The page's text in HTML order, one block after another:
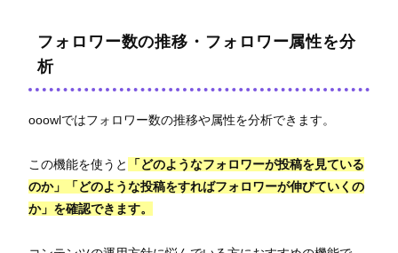
フォロワー数の推移・フォロワー属性を分
析
ooowlではフォロワー数の推移や属性を分析できます。
この機能を使うと
「どのようなフォロワーが投稿を見ている
のか」「どのような投稿をすればフォロワーが伸びていくの
か」を確認できます。